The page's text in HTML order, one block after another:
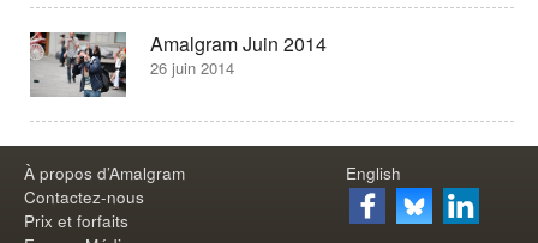
Amalgram Juin 2014
26 juin 2014
À propos d’Amalgram
Contactez-nous
Prix et forfaits
English